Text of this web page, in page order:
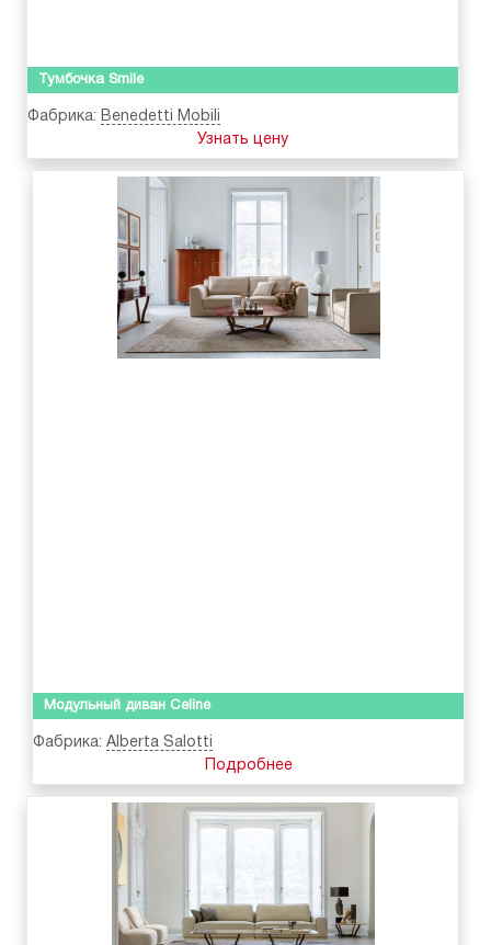
Тумбочка Smile
Фабрика: Benedetti Mobili
Узнать цену
Модульный диван Celine
Фабрика: Alberta Salotti
Подробнее